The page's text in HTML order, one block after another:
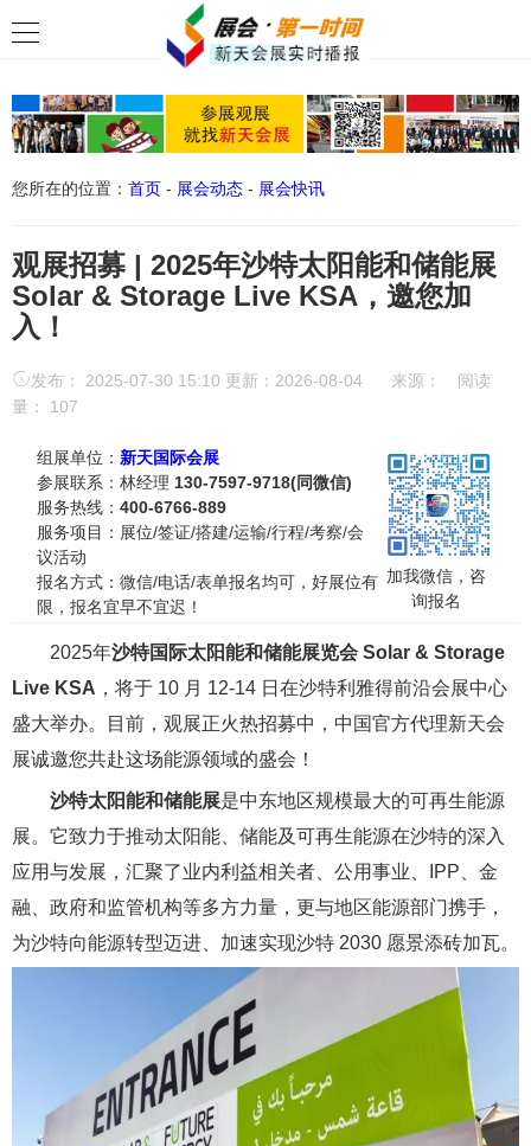
您所在的位置： 首页 - 展会动态 - 展会快讯
观展招募 | 2025年沙特太阳能和储能展
Solar & Storage Live KSA，邀您加
入！
发布： 2025-07-30 15:10 更新：2026-08-04 来源：
阅读
量： 107
组展单位： 新天国际会展
参展联系：林经理 130-7597-9718(同微信)
服务热线：400-6766-889
服务项目：展位/签证/搭建/运输/行程/考察/会
议活动
报名方式：微信/电话/表单报名均可，好展位有
限，报名宜早不宜迟！
加我微信，咨
询报名
2025年沙特国际太阳能和储能展览会 Solar & Storage
Live KSA ，将于 10 月 12-14 日在沙特利雅得前沿会展中心
盛大举办。目前，观展正火热招募中，中国官方代理新天会
展诚邀您共赴这场能源领域的盛会！
沙特太阳能和储能展是中东地区规模最大的可再生能源
展。它致力于推动太阳能、储能及可再生能源在沙特的深入
应用与发展，汇聚了业内利益相关者、公用事业、IPP、金
融、政府和监管机构等多方力量，更与地区能源部门携手，
为沙特向能源转型迈进、加速实现沙特 2030 愿景添砖加瓦。